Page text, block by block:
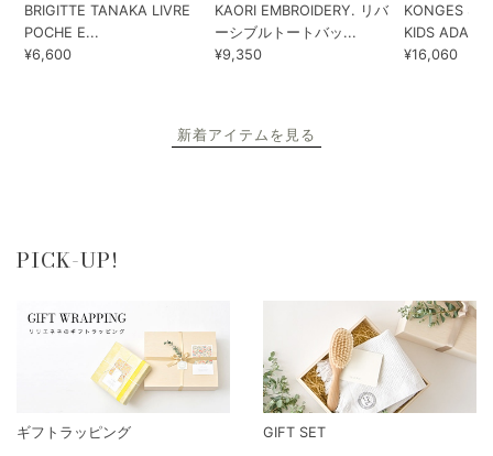
BRIGITTE TANAKA LIVRE
POCHE E...
¥6,600
KAORI EMBROIDERY. リバ
ーシブルトートバッ...
¥9,350
KONGES
KIDS ADA...
¥16,060
新着アイテムを見る
PICK-UP!
ギフトラッピング GIFT SET